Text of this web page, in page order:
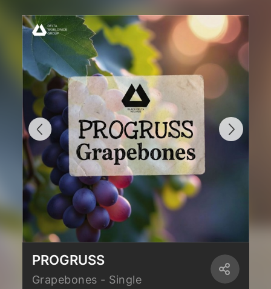
PROGRUSS
Grapebones - Single